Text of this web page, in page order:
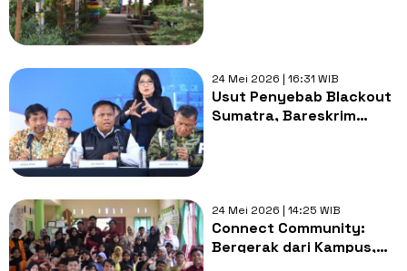
24 Mei 2026 | 16:31 WIB
Usut Penyebab Blackout
Sumatra, Bareskrim
24 Mei 2026 | 14:25 WIB
Connect Community:
Bergerak dari Kampus,